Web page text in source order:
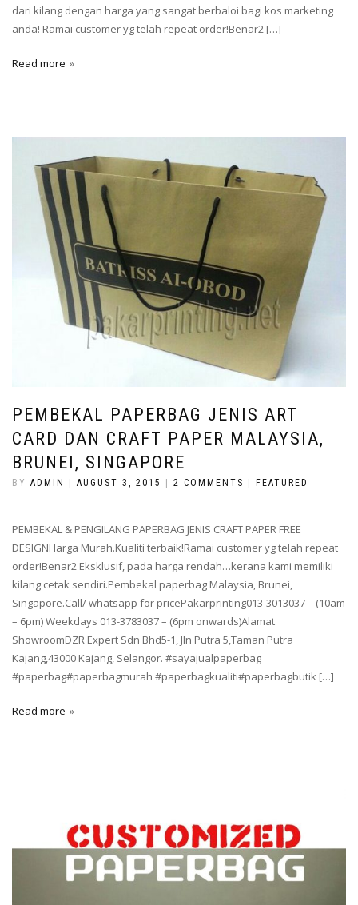
dari kilang dengan harga yang sangat berbaloi bagi kos marketing
anda! Ramai customer yg telah repeat order!Benar2 […]
Read more
PEMBEKAL PAPERBAG JENIS ART
CARD DAN CRAFT PAPER MALAYSIA,
BRUNEI, SINGAPORE
BY ADMIN AUGUST 3, 2015 2 COMMENTS FEATURED
PEMBEKAL & PENGILANG PAPERBAG JENIS CRAFT PAPER FREE
DESIGNHarga Murah.Kualiti terbaik!Ramai customer yg telah repeat
order!Benar2 Eksklusif, pada harga rendah…kerana kami memiliki
kilang cetak sendiri.Pembekal paperbag Malaysia, Brunei,
Singapore.Call/ whatsapp for pricePakarprinting013-3013037 – (10am
– 6pm) Weekdays 013-3783037 – (6pm onwards)Alamat
ShowroomDZR Expert Sdn Bhd5-1, Jln Putra 5,Taman Putra
Kajang,43000 Kajang, Selangor. ‪#sayajualpaperbag
#paperbag#paperbagmurah #paperbagkualiti#paperbagbutik […]
Read more